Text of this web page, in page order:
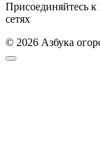
Присоединяйтесь
сетях
© 2026 Азбука